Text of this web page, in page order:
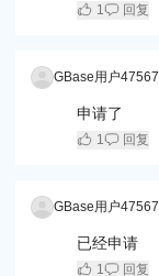
1 回复
GBase用户47567
申请了
1 回复
GBase用户47567
已经申请
1 回复